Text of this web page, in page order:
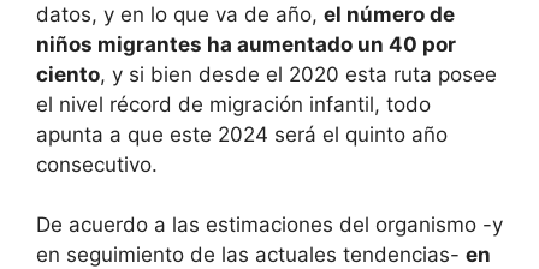
datos, y en lo que va de año, el número de
niños migrantes ha aumentado un 40 por
ciento, y si bien desde el 2020 esta ruta posee
el nivel récord de migración infantil, todo
apunta a que este 2024 será el quinto año
consecutivo.
De acuerdo a las estimaciones del organismo -y
en seguimiento de las actuales tendencias- en